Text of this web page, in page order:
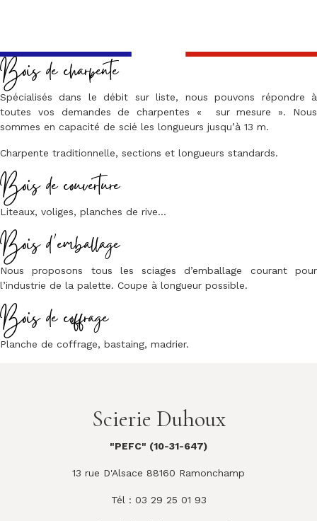
Bois de charpente
Spécialisés dans le débit sur liste, nous pouvons répondre à
toutes vos demandes de charpentes « sur mesure ». Nous
sommes en capacité de scié les longueurs jusqu’à 13 m.
Charpente traditionnelle, sections et longueurs standards.
Bois de couverture
Liteaux, voliges, planches de rive…
Bois d’emballage
Nous proposons tous les sciages d’emballage courant pour
l’industrie de la palette. Coupe à longueur possible.
Bois de coffrage
Planche de coffrage, bastaing, madrier.
Scierie Duhoux
"PEFC" (10-31-647)
13 rue D'Alsace 88160 Ramonchamp
Tél : 03 29 25 01 93